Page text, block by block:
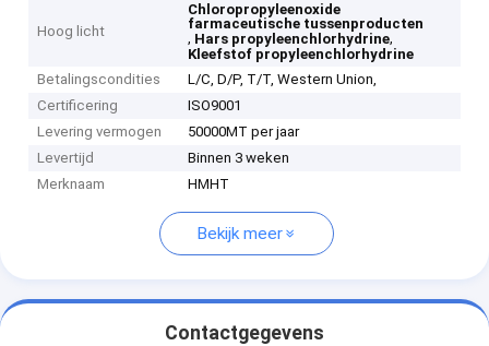
Hoog licht
Chloropropyleenoxide
farmaceutische tussenproducten
, Hars propyleenchlorhydrine,
Kleefstof propyleenchlorhydrine
Betalingscondities
L/C, D/P, T/T, Western Union,
Certificering
ISO9001
Levering vermogen
50000MT per jaar
Levertijd
Binnen 3 weken
Merknaam
HMHT
Bekijk meer
Contactgegevens